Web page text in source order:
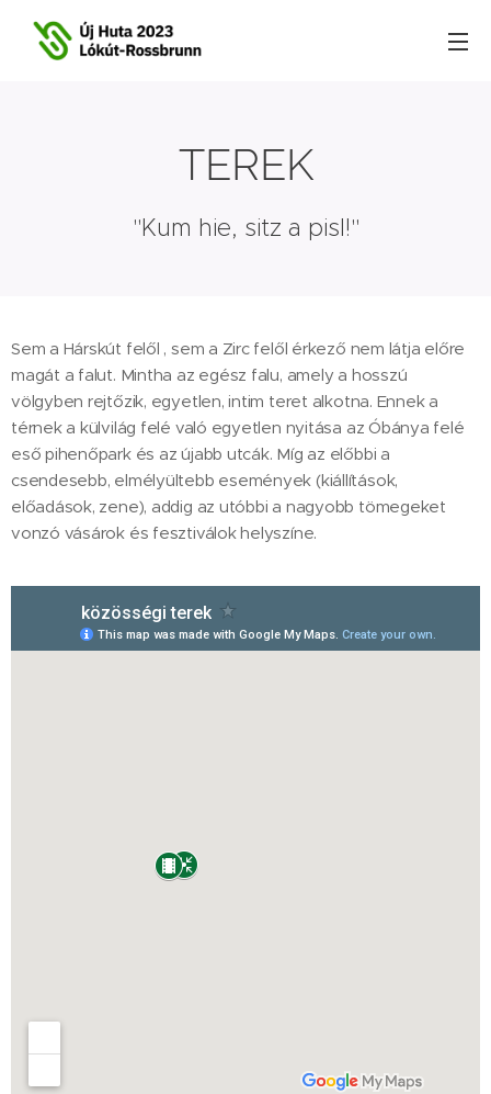
TEREK
"Kum hie, sitz a pisl!"
Sem a Hárskút felől , sem a Zirc felől érkező nem látja előre
magát a falut. Mintha az egész falu, amely a hosszú
völgyben rejtőzik, egyetlen, intim teret alkotna. Ennek a
térnek a külvilág felé való egyetlen nyitása az Óbánya felé
eső pihenőpark és az újabb utcák. Míg az előbbi a
csendesebb, elmélyültebb események (kiállítások,
előadások, zene), addig az utóbbi a nagyobb tömegeket
vonzó vásárok és fesztiválok helyszíne.